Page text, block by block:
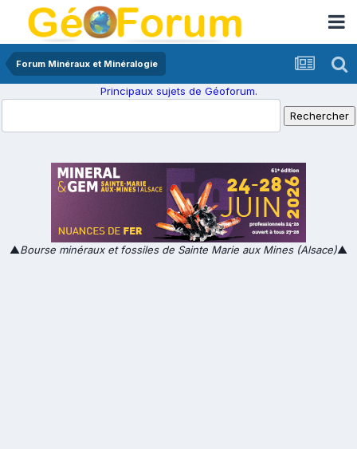
Forum Minéraux et Minéralogie
Principaux sujets de Géoforum.
▲Bourse minéraux et fossiles de Sainte Marie aux Mines (Alsace)▲